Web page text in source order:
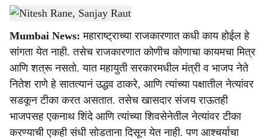
a
r
e
Nitesh Rane, Sanjay Raut-Sarkarnama
Mumbai News: महाराष्ट्राच्या राजकारणात कधी काय होईल हे
सांगता येत नाही. तसेच राजकारणात कोणीच कोणाचा कायमचा मित्र
आणि शत्रू नसतो. यात महायुती सरकारमधील मंत्री व भाजप नेते
नितेश राणे हे सातत्यानं उद्धव ठाकरे, आणि त्यांच्या पक्षातील नेत्यांवर
सडकून टीका करत असतात. तसेच खासदार संजय राऊतही
भाजपसह एकनाथ शिंदे आणि त्यांच्या शिवसेनेतील नेत्यांवर टीका
करण्याची एकही संधी सोडताना दिसून येत नाही. पण आश्चर्याचा